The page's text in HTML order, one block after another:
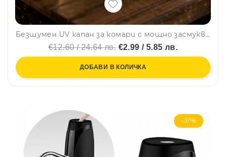
Безшумен UV капан за комари с мощно засмукване, за площ 20 кв. м., с USB захранване
€12.60 / 24.64 лв. €2.99 / 5.85 лв.
ДОБАВИ В КОЛИЧКА
-37%